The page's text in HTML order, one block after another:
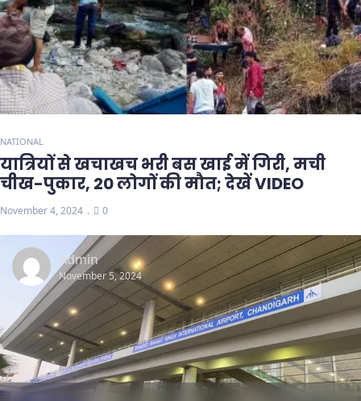
NATIONAL
यात्रियों से खचाखच भरी बस खाई में गिरी, मची
चीख-पुकार, 20 लोगों की मौत; देखें VIDEO
November 4, 2024 0
Admin
November 5, 2024